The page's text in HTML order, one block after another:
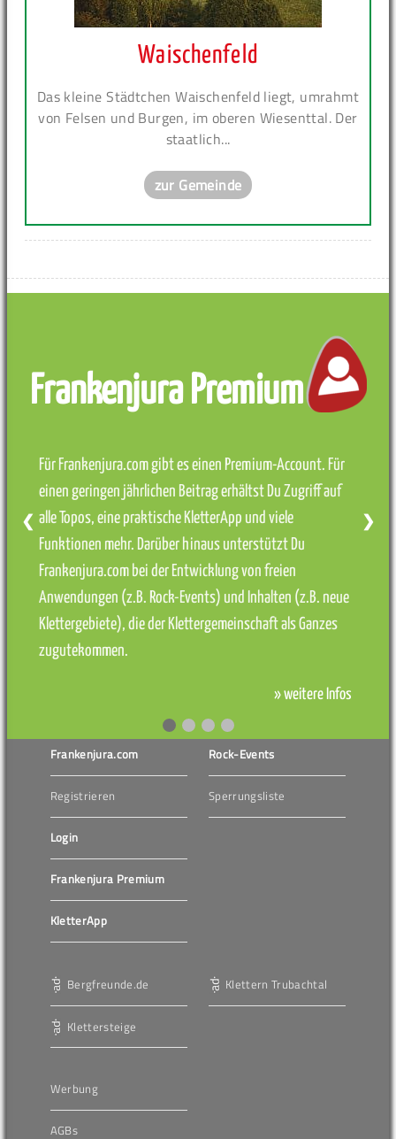
Waischenfeld
Das kleine Städtchen Waischenfeld liegt, umrahmt
von Felsen und Burgen, im oberen Wiesenttal. Der
staatlich...
zur Gemeinde
Frankenjura Premium
Für Frankenjura.com gibt es einen Premium-Account. Für
einen geringen jährlichen Beitrag erhältst Du Zugriff auf
alle Topos, eine praktische KletterApp und viele
Funktionen mehr. Darüber hinaus unterstützt Du
Frankenjura.com bei der Entwicklung von freien
Anwendungen (z.B. Rock-Events) und Inhalten (z.B. neue
Klettergebiete), die der Klettergemeinschaft als Ganzes
zugutekommen.
» weitere Infos
❮ ❯
Frankenjura.com
Registrieren
Login
Frankenjura Premium
KletterApp
Rock-Events
Sperrungsliste
Bergfreunde.de
Klettersteige
Klettern Trubachtal
Werbung
AGBs